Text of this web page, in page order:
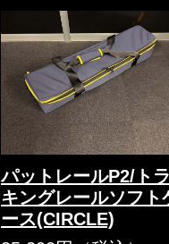
パットレールP2/ト
キングレールソフト
ース(CIRCLE)